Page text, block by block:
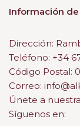
Información
Dirección:
Teléfono: +34
Código Postal:
Correo:
Únete a
Síguenos en: